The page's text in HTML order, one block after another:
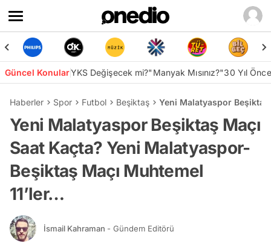
Güncel KonularYKS Değişecek mi?"Manyak Mısınız?"30 Yıl
Haberler Spor Futbol Beşiktaş Yeni Malatyaspor Beşiktaş
Yeni Malatyaspor Beşiktaş Maçı
Saat Kaçta? Yeni Malatyaspor-
Beşiktaş Maçı Muhtemel
11’ler…
İsmail Kahraman - Gündem Editörü